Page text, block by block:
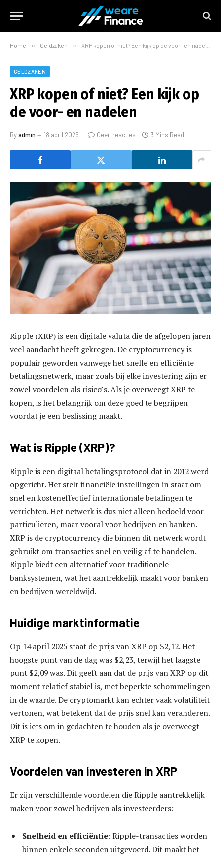
Home » Geldzaken » XRP kopen of niet? Een kijk op de voor- en nadelen
GELDZAKEN
XRP kopen of niet? Een kijk op
de voor- en nadelen
Byadmin 18 april 2025 Geen reacties 3 Mins Read
Ripple (XRP) is een digitale valuta die de afgelopen jaren
veel aandacht heeft gekregen. De cryptocurrency is
populair geworden vanwege het snelle en efficiënte
betalingsnetwerk, maar zoals bij elke investering zijn er
zowel voordelen als risico’s. Als je overweegt XRP te
kopen, is het belangrijk om deze goed te begrijpen
voordat je een beslissing maakt.
Wat is Ripple (XRP)?
Ripple is een digitaal betalingsprotocol dat in 2012 werd
opgericht. Het stelt financiële instellingen in staat om
snel en kosteneffectief internationale betalingen te
verrichten. Het netwerk is dus niet alleen bedoeld voor
particulieren, maar vooral voor bedrijven en banken.
XRP is de cryptocurrency die binnen dit netwerk wordt
gebruikt om transacties snel en veilig af te handelen.
Ripple biedt een alternatief voor traditionele
banksystemen, wat het aantrekkelijk maakt voor banken
en bedrijven wereldwijd.
Huidige marktinformatie
Op 14 april 2025 staat de prijs van XRP op $2,12. Het
hoogste punt van de dag was $2,23, terwijl het laagste
punt $2,09 was. Dit geeft aan dat de prijs van XRP op dit
moment relatief stabiel is, met beperkte schommelingen
in de waarde. De cryptomarkt kan echter vaak volatiliteit
vertonen, wat betekent dat de prijs snel kan veranderen.
Dit is iets om in gedachten te houden als je overweegt
XRP te kopen.
Voordelen van investeren in XRP
Er zijn verschillende voordelen die Ripple aantrekkelijk
maken voor zowel bedrijven als investeerders:
Snelheid en efficiëntie: Ripple-transacties worden
binnen enkele seconden uitgevoerd. Dit maakt het